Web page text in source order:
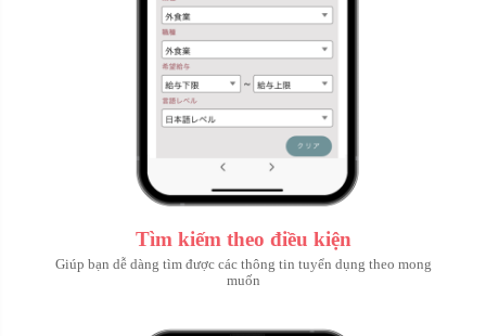
Tìm kiếm theo điều kiện
Giúp bạn dễ dàng tìm được các thông tin tuyển dụng theo mong
muốn